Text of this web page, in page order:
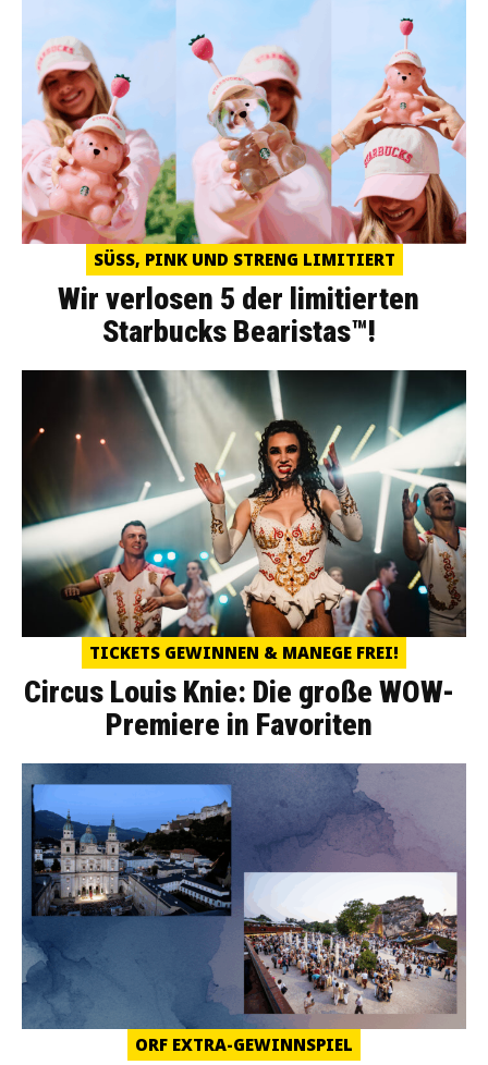
SÜSS, PINK UND STRENG LIMITIERT
Wir verlosen 5 der limitierten
Starbucks Bearistas™!
TICKETS GEWINNEN & MANEGE FREI!
Circus Louis Knie: Die große WOW-
Premiere in Favoriten
ORF EXTRA-GEWINNSPIEL